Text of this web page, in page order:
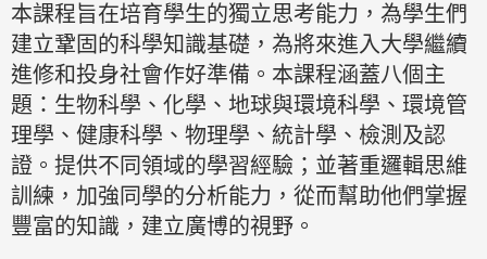
本課程旨在培育學生的獨立思考能力，為學生們
建立鞏固的科學知識基礎，為將來進入大學繼續
進修和投身社會作好準備。本課程涵蓋八個主
題：生物科學、化學、地球與環境科學、環境管
理學、健康科學、物理學、統計學、檢測及認
證。提供不同領域的學習經驗；並著重邏輯思維
訓練，加強同學的分析能力，從而幫助他們掌握
豐富的知識，建立廣博的視野。